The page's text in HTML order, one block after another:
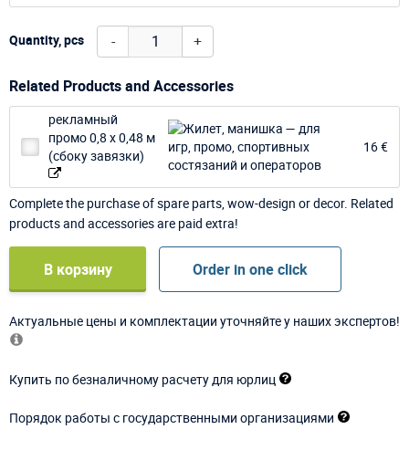
Quantity, pcs - +
Related Products and Accessories
рекламный
промо 0,8 х 0,48 м
(сбоку завязки)
16 €
Complete the purchase of spare parts, wow-design or decor. Related
products and accessories are paid extra!
В корзину Order in one click
Актуальные цены и комплектации уточняйте у наших экспертов!
Купить по безналичному расчету для юрлиц
Порядок работы с государственными организациями